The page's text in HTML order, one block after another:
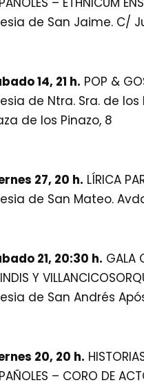
de San Jaime. C/
14, 21 h. POP &
de Ntra. Sra. de
de los Pinazo, 8
27, 20 h. LÍRICA
de San Mateo.
21, 20:30 h. GALA
Y
de San Andrés
20, 20 h.
– CORO DE